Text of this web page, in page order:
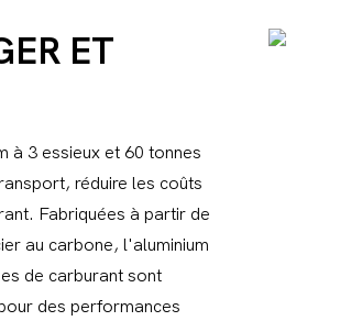
ET
à 3 essieux et 60 tonnes
réduire les coûts
Fabriquées à partir de
au carbone, l'aluminium
de carburant sont
des performances